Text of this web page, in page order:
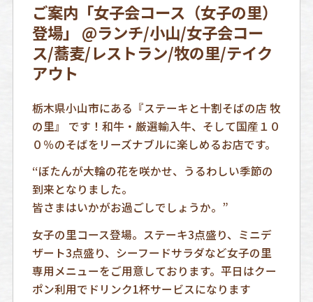
ご案内「女子会コース（女子の里）
登場」 @ランチ/小山/女子会コー
ス/蕎麦/レストラン/牧の里/テイク
アウト
栃木県小山市にある『ステーキと十割そばの店 牧
の里』 です！和牛・厳選輸入牛、そして国産１０
０％のそばをリーズナブルに楽しめるお店です。
“ぼたんが大輪の花を咲かせ、うるわしい季節の
到来となりました。
皆さまはいかがお過ごしでしょうか。”
女子の里コース登場。ステーキ3点盛り、ミニデ
ザート3点盛り、シーフードサラダなど女子の里
専用メニューをご用意しております。平日はクー
ポン利用でドリンク1杯サービスになります